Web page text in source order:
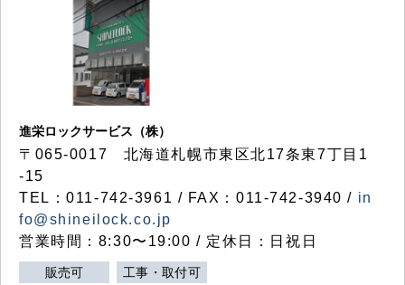
進栄ロックサービス（株）
〒065-0017 北海道札幌市東区北17条東7丁目1
-15
TEL：011-742-3961 / FAX：011-742-3940 / in
fo@shineilock.co.jp
営業時間：8:30〜19:00 / 定休日：日祝日
販売可 工事・取付可